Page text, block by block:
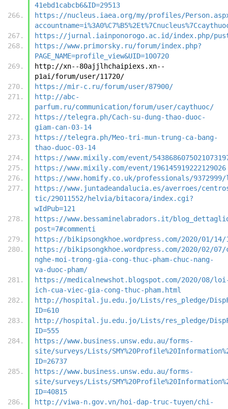
41ebd1cabcb6&ID=29513
https://nucleus.iaea.org/my/profiles/
https://jurnal.iainponorogo.ac.id/index.php/
https://www.primorsky.ru/forum/index.php?
PAGE_NAME=profile_view&UID=100720
http://xn--80ajjlhchaipiexs.xn--
p1ai/forum/user/11720/
https://mir-c.ru/forum/user/87900/
http://abc-
parfum.ru/communication/forum/user/caythuoc/
https://telegra.ph/Cach-su-dung-thao-duoc-
giam-can-03-14
https://telegra.ph/Meo-tri-mun-trung-ca-bang-
thao-duoc-03-14
https://www.mixily.com/event/
https://www.mixily.com/event/196145919222129026
https://www.homify.co.uk/professionals/9372999/
https://www.juntadeandalucia.es/averroes/
tic/29011552/helvia/bitacora/index.cgi?
wIdPub=121
https://www.bessaminelabradors.it/
post=7#commenti
https://bikipsongkhoe.wordpress.com/2020/01/14/
https://bikipsongkhoe.wordpress.com/2020/02/07/
nghe-moi-trong-gia-cong-thuc-pham-chuc-nang-
va-duoc-pham/
https://medicalnewshot.blogspot.com/2020/08/
ich-cua-viec-gia-cong-thuc-pham.html
http://hospital.ju.edu.jo/Lists/res_pledge/
ID=610
http://hospital.ju.edu.jo/Lists/res_pledge/
ID=555
https://www.business.unsw.edu.au/forms-
site/surveys/Lists/
ID=26737
https://www.business.unsw.edu.au/forms-
site/surveys/Lists/
ID=40815
http://viwa-n.gov.vn/hoi-dap-truc-tuyen/chi-